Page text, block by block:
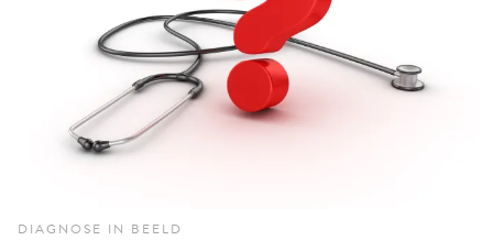
DIAGNOSE IN BEELD